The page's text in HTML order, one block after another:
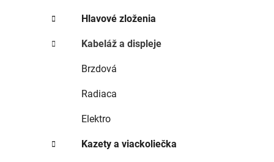
Hlavové zloženia
Kabeláž a displeje
Brzdová
Radiaca
Elektro
Kazety a viackoliečka